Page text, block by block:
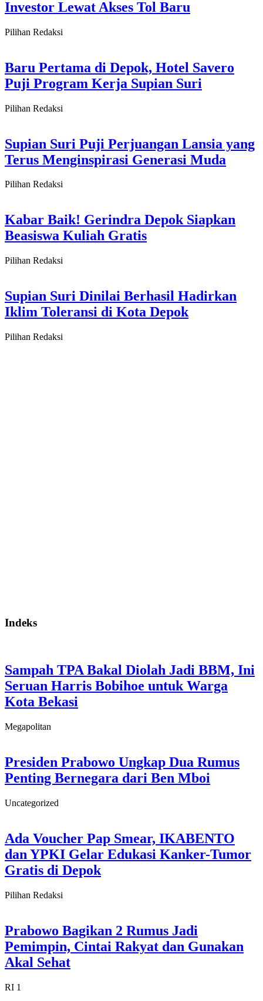
Investor Lewat Akses Tol Baru
Pilihan Redaksi
Baru Pertama di Depok, Hotel Savero
Puji Program Kerja Supian Suri
Pilihan Redaksi
Supian Suri Puji Perjuangan Lansia yang
Terus Menginspirasi Generasi Muda
Pilihan Redaksi
Kabar Baik! Gerindra Depok Siapkan
Beasiswa Kuliah Gratis
Pilihan Redaksi
Supian Suri Dinilai Berhasil Hadirkan
Iklim Toleransi di Kota Depok
Pilihan Redaksi
Indeks
Sampah TPA Bakal Diolah Jadi BBM, Ini
Seruan Harris Bobihoe untuk Warga
Kota Bekasi
Megapolitan
Presiden Prabowo Ungkap Dua Rumus
Penting Bernegara dari Ben Mboi
Uncategorized
Ada Voucher Pap Smear, IKABENTO
dan YPKI Gelar Edukasi Kanker-Tumor
Gratis di Depok
Pilihan Redaksi
Prabowo Bagikan 2 Rumus Jadi
Pemimpin, Cintai Rakyat dan Gunakan
Akal Sehat
RI 1